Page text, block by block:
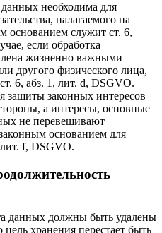
необходима для
налагаемого на
основанием служит ст. 6,
если обработка
жизненно важными
другого физического лица,
6, абз. 1, лит. d, DSGVO.
защиты законных интересов
а интересы, основные
не перевешивают
основанием для
f, DSGVO.
данных должны быть удалены
хранения перестает быть